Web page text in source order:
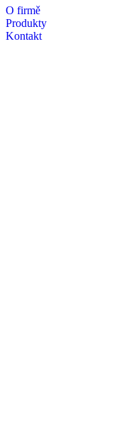
O firmě
Produkty
Kontakt